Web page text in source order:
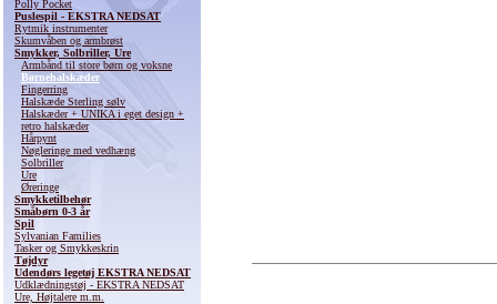
Polly Pocket
Puslespil - EKSTRA NEDSAT
Rytmik instrumenter
Skumvåben og armbrøst
Smykker, Solbriller, Ure
Armbånd til store børn og voksne
Børnehalskæder
Fingerring
Halskæde Sterling sølv
Halskæder + UNIKA i eget design +
retro halskæder
Hårpynt
Nøgleringe med vedhæng
Solbriller
Ure
Øreringe
Smykketilbehør
Småbørn 0-3 år
Spil
Sylvanian Families
Tasker og Smykkeskrin
Tøjdyr
Udendørs legetøj EKSTRA NEDSAT
Udklædningstøj - EKSTRA NEDSAT
Ure, Højtalere m.m.